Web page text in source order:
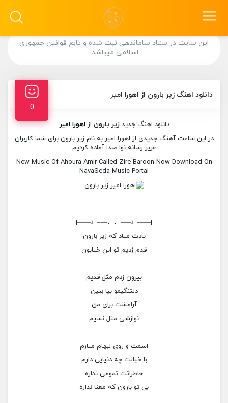
این سایت در ستاد ساماندهی ثبت شده و تابع قوانین جمهوری
اسلامی میباشد.
دانلود اهنگ زیر بارون از اهورا امیر
0
دانلود اهنگ جدید زیر بارون از اهورا امیر
در این ساعت آهنگ جدیدی از اهورا امیر به نام زیر بارون برای شما کاربران
عزیز رسانه نوا صدا آماده کردیم
New Music Of Ahoura Amir Called Zire Baroon Now Download On
NavaSeda Music Portal
|——♩—–♩♩—–♩——|
یادت میاد که زیر بارون
قدم زدیم تو این خیابون
بیرون زدم مثل قدیم
دلتنگیمو بیا ببین
آرامشت برای من
نوازشی مثل نسیم
اسمت و روی لبهام میارم
با خیالت چه دنیایی دارم
خاطراتت تمومی نداره
بی تو بارون که معنا نداره